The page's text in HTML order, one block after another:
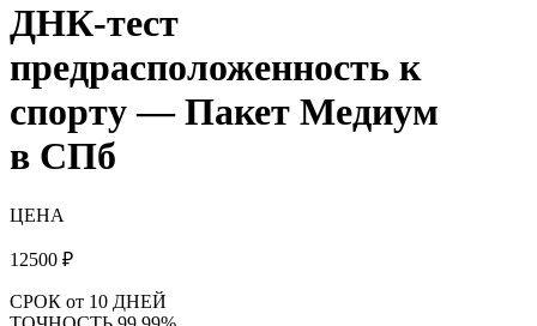
ДНК-тест
предрасположенность к
спорту — Пакет Медиум
в СПб
ЦЕНА
12500 ₽
СРОК от 10 ДНЕЙ